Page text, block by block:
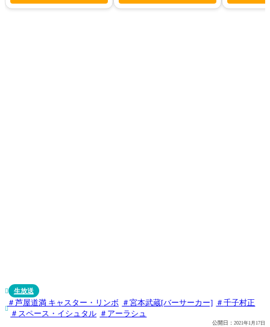
 生放送

芦屋道満 キャスター・リンボ 宮本武蔵[バーサーカー]
千子村正
スペース・イシュタル
アーラシュ
公開日： 2021年1月17日